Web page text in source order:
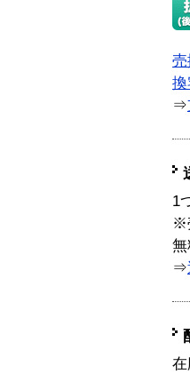
換
⇒
1
※
無
⇒